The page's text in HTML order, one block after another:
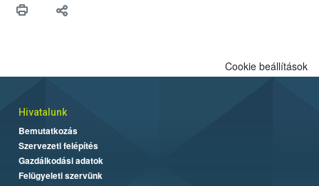
Cookie beállítások
Hivatalunk
Bemutatkozás
Szervezeti felépítés
Gazdálkodási adatok
Felügyeleti szervünk